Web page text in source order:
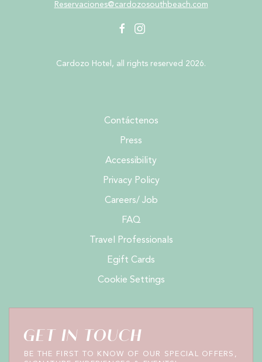
Reservaciones@cardozosouthbeach.com
facebookinstagram
Cardozo Hotel, all rights reserved 2026.
Contáctenos
Press
Accessibility
Privacy Policy
Careers/ Job
FAQ
Travel Professionals
Egift Cards
Cookie Settings
GET IN TOUCH
BE THE FIRST TO KNOW OF OUR SPECIAL OFFERS,